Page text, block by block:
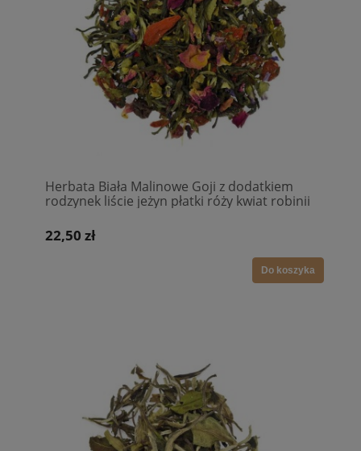
Herbata Biała Malinowe Goji z dodatkiem
rodzynek liście jeżyn płatki róży kwiat robinii
22,50 zł
Do koszyka